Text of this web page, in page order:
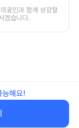
료인과 함께 성장할
겠습니다.
능해요!